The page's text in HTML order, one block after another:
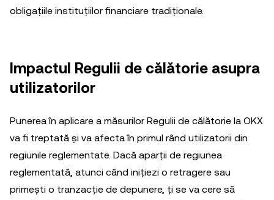
obligațiile instituțiilor financiare tradiționale.
Impactul Regulii de călătorie asupra
utilizatorilor
Punerea în aplicare a măsurilor Regulii de călătorie la OKX
va fi treptată și va afecta în primul rând utilizatorii din
regiunile reglementate. Dacă aparții de regiunea
reglementată, atunci când inițiezi o retragere sau
primești o tranzacție de depunere, ți se va cere să